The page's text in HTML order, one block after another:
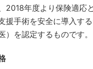
2018年度より保険適応
援手術を安全に導入す
）を認定するものです。